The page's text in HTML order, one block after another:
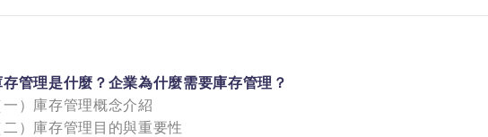
管理是什麼？企業為什麼需要庫存管理？
一）庫存管理概念介紹
二）庫存管理目的與重要性